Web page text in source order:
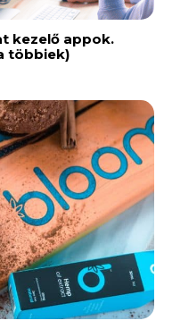
kezelő appok.
többiek)